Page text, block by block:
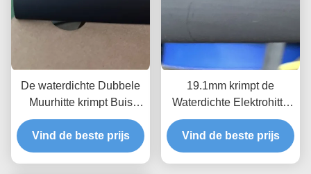
De waterdichte Dubbele
Muurhitte krimpt Buis
4.2mm Zwarte Kleefstof
Gevoerde Hitte
Buizenstelsel krimpen
Vind de beste prijs
19.1mm krimpt de
Waterdichte Elektrohitte
Buizenstelsel Dubbele
Muur 2.0mm Geschatte
Brand
Vind de beste prijs